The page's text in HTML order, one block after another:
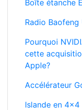
Boîte étanche
Radio Baofeng
Pourquoi
cette
Apple?
Accélérateur
Islande en